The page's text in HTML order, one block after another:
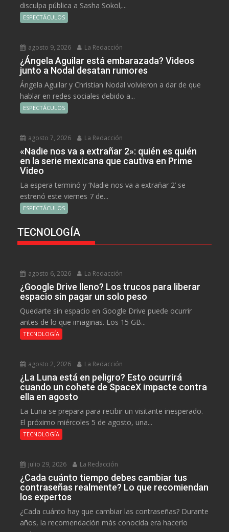
disculpa pública a Sasha Sokol,...
ESPECTÁCULOS
agosto 9, 2026 La Redacción
¿Ángela Aguilar está embarazada? Videos
junto a Nodal desatan rumores
Ángela Aguilar y Christian Nodal volvieron a dar de que
hablar en redes sociales debido a...
ESPECTÁCULOS
agosto 7, 2026 La Redacción
«Nadie nos va a extrañar 2»: quién es quién
en la serie mexicana que cautiva en Prime
Video
La espera terminó y ‘Nadie nos va a extrañar 2’ se
estrenó este viernes 7 de...
ESPECTÁCULOS
TECNOLOGÍA
agosto 6, 2026 La Redacción
¿Google Drive lleno? Los trucos para liberar
espacio sin pagar un solo peso
Quedarte sin espacio en Google Drive puede ocurrir
antes de lo que imaginas. Los 15 GB...
TECNOLOGÍA
agosto 2, 2026 La Redacción
¿La Luna está en peligro? Esto ocurrirá
cuando un cohete de SpaceX impacte contra
ella en agosto
La Luna se prepara para recibir un visitante inesperado.
El próximo miércoles 5 de agosto, una...
TECNOLOGÍA
julio 29, 2026 La Redacción
¿Cada cuánto tiempo debes cambiar tus
contraseñas realmente? Lo que recomiendan
los expertos
¿Cada cuánto hay que cambiar las contraseñas? Durante
años, la recomendación más conocida era hacerlo